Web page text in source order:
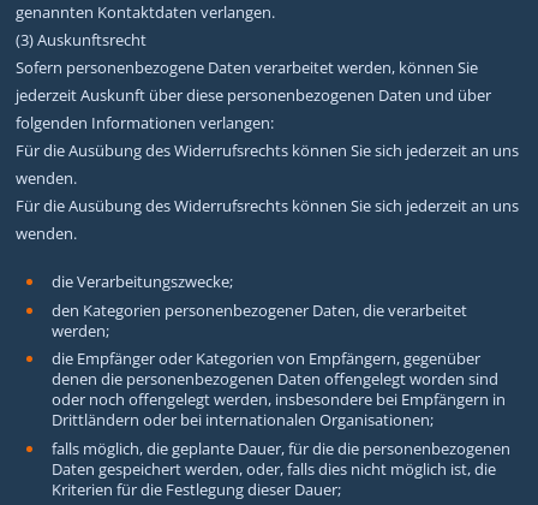
genannten Kontaktdaten verlangen.
(3) Auskunftsrecht
Sofern personenbezogene Daten verarbeitet werden, können Sie
jederzeit Auskunft über diese personenbezogenen Daten und über
folgenden Informationen verlangen:
Für die Ausübung des Widerrufsrechts können Sie sich jederzeit an uns
wenden.
Für die Ausübung des Widerrufsrechts können Sie sich jederzeit an uns
wenden.
die Verarbeitungszwecke;
den Kategorien personenbezogener Daten, die verarbeitet
werden;
die Empfänger oder Kategorien von Empfängern, gegenüber
denen die personenbezogenen Daten offengelegt worden sind
oder noch offengelegt werden, insbesondere bei Empfängern in
Drittländern oder bei internationalen Organisationen;
falls möglich, die geplante Dauer, für die die personenbezogenen
Daten gespeichert werden, oder, falls dies nicht möglich ist, die
Kriterien für die Festlegung dieser Dauer;